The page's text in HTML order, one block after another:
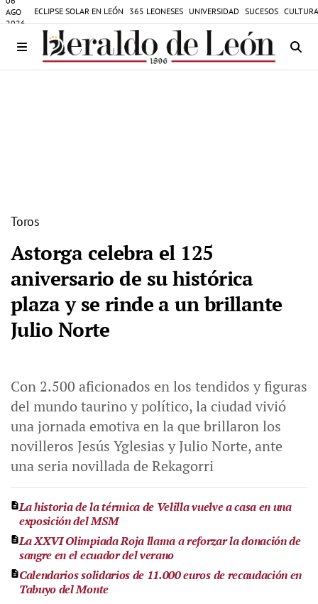
AGO
2026
ECLIPSE SOLAR EN LEÓN 365 LEONESES UNIVERSIDAD SUCESOS
Toros
Astorga celebra el 125
aniversario de su histórica
plaza y se rinde a un brillante
Julio Norte
Con 2.500 aficionados en los tendidos y figuras
del mundo taurino y político, la ciudad vivió
una jornada emotiva en la que brillaron los
novilleros Jesús Yglesias y Julio Norte, ante
una seria novillada de Rekagorri
La historia de la térmica de Velilla vuelve a casa en una
exposición del MSM
La XXVI Olimpiada Roja llama a reforzar la donación de
sangre en el ecuador del verano
Calendarios solidarios de 11.000 euros de recaudación en
Tabuyo del Monte